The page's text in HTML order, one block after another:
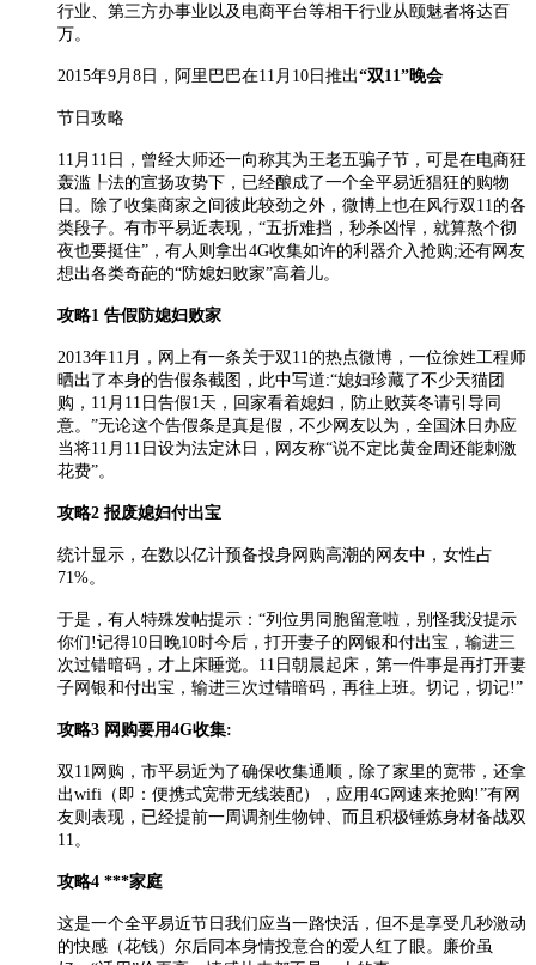
行业、第三方办事业以及电商平台等相干行业从颐魅者将达百
万。
2015年9月8日，阿里巴巴在11月10日推出“双11”晚会
节日攻略
11月11日，曾经大师还一向称其为王老五骗子节，可是在电商狂
轰滥┞法的宣扬攻势下，已经酿成了一个全平易近猖狂的购物
日。除了收集商家之间彼此较劲之外，微博上也在风行双11的各
类段子。有市平易近表现，“五折难挡，秒杀凶悍，就算熬个彻
夜也要挺住”，有人则拿出4G收集如许的利器介入抢购;还有网友
想出各类奇葩的“防媳妇败家”高着儿。
攻略1 告假防媳妇败家
2013年11月，网上有一条关于双11的热点微博，一位徐姓工程师
晒出了本身的告假条截图，此中写道:“媳妇珍藏了不少天猫团
购，11月11日告假1天，回家看着媳妇，防止败荚冬请引导同
意。”无论这个告假条是真是假，不少网友以为，全国沐日办应
当将11月11日设为法定沐日，网友称“说不定比黄金周还能刺激
花费”。
攻略2 报废媳妇付出宝
统计显示，在数以亿计预备投身网购高潮的网友中，女性占
71%。
于是，有人特殊发帖提示：“列位男同胞留意啦，别怪我没提示
你们!记得10日晚10时今后，打开妻子的网银和付出宝，输进三
次过错暗码，才上床睡觉。11日朝晨起床，第一件事是再打开妻
子网银和付出宝，输进三次过错暗码，再往上班。切记，切记!”
攻略3 网购要用4G收集:
双11网购，市平易近为了确保收集通顺，除了家里的宽带，还拿
出wifi（即：便携式宽带无线装配），应用4G网速来抢购!”有网
友则表现，已经提前一周调剂生物钟、而且积极锤炼身材备战双
11。
攻略4 ***家庭
这是一个全平易近节日我们应当一路快活，但不是享受几秒激动
的快感（花钱）尔后同本身情投意合的爱人红了眼。廉价虽